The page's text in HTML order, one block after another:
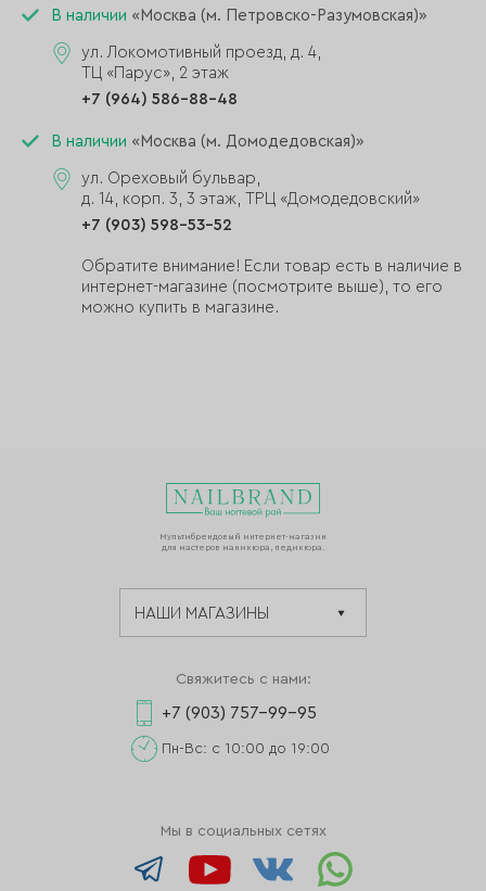
В наличии «Москва (м. Петровско-Разумовская)»
ул. Локомотивный проезд, д. 4,
ТЦ «Парус», 2 этаж
+7 (964) 586-88-48
В наличии «Москва (м. Домодедовская)»
ул. Ореховый бульвар,
д. 14, корп. 3, 3 этаж, ТРЦ «Домодедовский»
+7 (903) 598-53-52
Обратите внимание! Если товар есть в наличие в
интернет-магазине (посмотрите выше), то его
можно купить в магазине.
Мультибрендовый интернет-магазин
для мастеров маникюра, педикюра.
Свяжитесь с нами:
+7 (903) 757-99-95
Пн-Вс: с 10:00 до 19:00
Мы в социальных сетях